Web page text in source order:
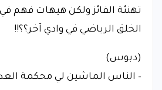
تهنئة الفائز ولكن هيهات فهم
الخلق الرياضي في وادي آخر؟؟!!
(دبوس)
– الناس الماشين لي محكمة